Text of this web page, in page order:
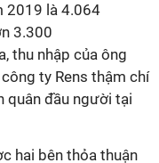
2019 là 4.064
3.300
thu nhập của ông
ty Rens thậm chí
quân đầu người tại
hai bên thỏa thuận